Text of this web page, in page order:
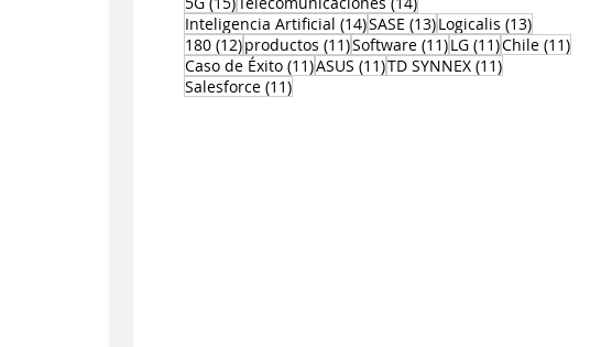
Inteligencia Artificial (14)14 entradas
SASE (13)13 entradas
Logicalis (13)13
180 (12)12 entradas
productos (11)11 entradas
Software (11)11 entradas
LG (11)11 entradas
Chile (11)11
Caso de Éxito (11)11 entradas
ASUS (11)11 entradas
TD SYNNEX (11)11 entradas
Salesforce (11)11 entradas